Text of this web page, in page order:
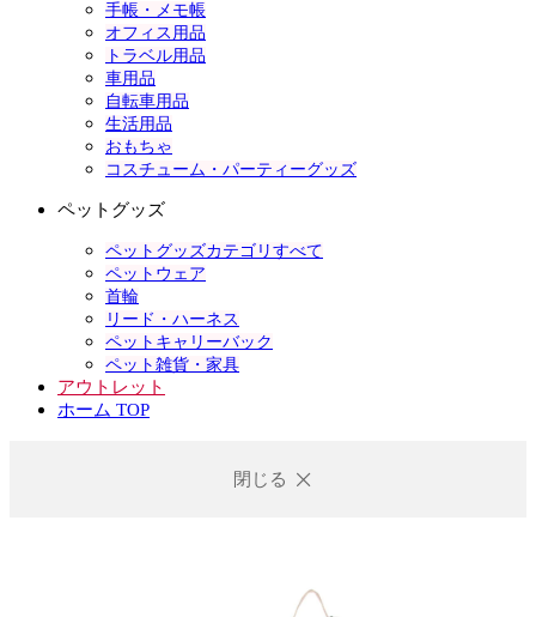
手帳・メモ帳
オフィス用品
トラベル用品
車用品
自転車用品
生活用品
おもちゃ
コスチューム・パーティーグッズ
ペットグッズ
ペットグッズカテゴリすべて
ペットウェア
首輪
リード・ハーネス
ペットキャリーバック
ペット雑貨・家具
アウトレット
ホーム TOP
閉じる